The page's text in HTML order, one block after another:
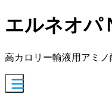
エルネオパ
高カロリー輸液用アミ